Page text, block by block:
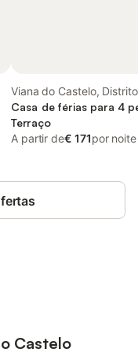
Viana do Castelo,
Castelo
Casa de férias para 4
Terraço
A partir de€ 171por noite
Castelo